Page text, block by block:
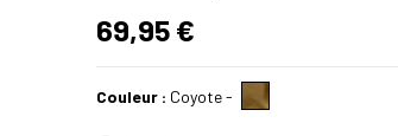
69,95 €
Couleur : Coyote-